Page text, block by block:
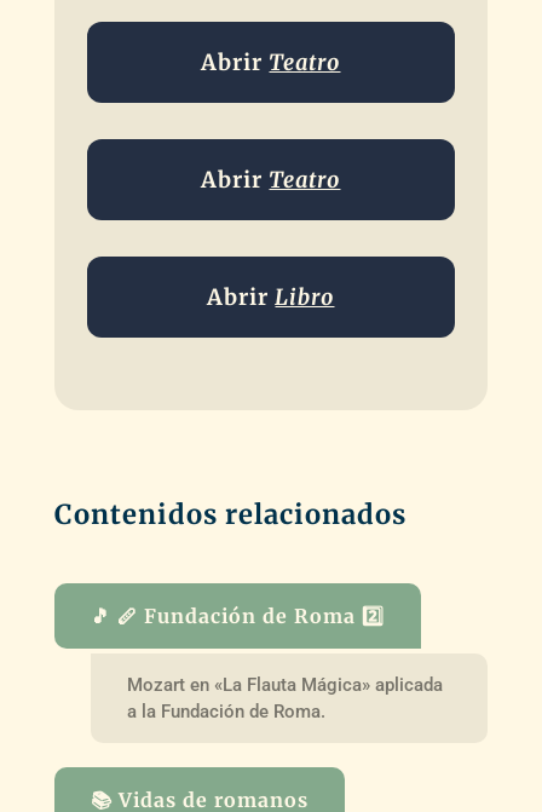
Abrir Teatro
Abrir Teatro
AbrirLibro
Contenidos relacionados
🎵 🪈 Fundación de Roma 2️⃣
Mozart en «La Flauta Mágica» aplicada
a la Fundación de Roma.
📚 Vidas de romanos